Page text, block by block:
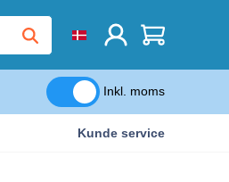
Inkl. moms
Kunde service